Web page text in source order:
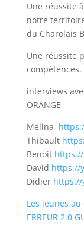
Une réussite
notre
du Charolais
Une réussite
compétences.
interviews
ORANGE
Melina
Thibault
Benoit
David https://
Didier https://
Les jeunes au
ERREUR 2.0